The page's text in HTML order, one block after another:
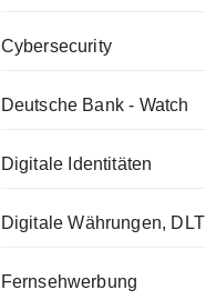
Cybersecurity
Deutsche Bank - Watch
Digitale Identitäten
Digitale Währungen, DLT
Fernsehwerbung